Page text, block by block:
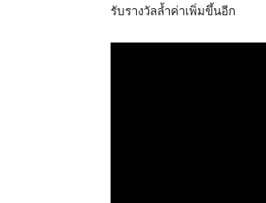
รับรางวัลล้ำค่าเพิ่มขึ้นอีก